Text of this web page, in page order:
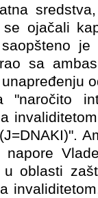
ojačali
sa
"naročito
napore
u oblasti